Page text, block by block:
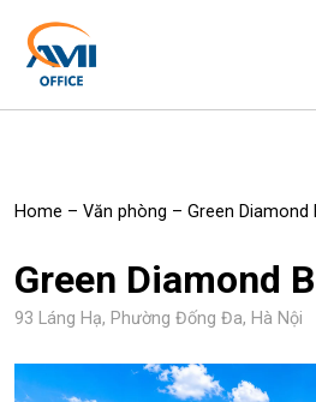
Home – Văn phòng – Green Diamond
Green Diamond
93 Láng Hạ, Phường Đống Đa, Hà Nội